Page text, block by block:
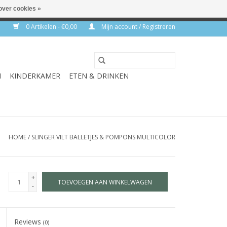
0 Artikelen - €0,00 Mijn account / Registreren
KINDERKAMER
ETEN & DRINKEN
HOME/ SLINGER VILT BALLETJES & POMPONS MULTICOLOR
+
-
TOEVOEGEN AAN WINKELWAGEN
Reviews(0)
cookies »